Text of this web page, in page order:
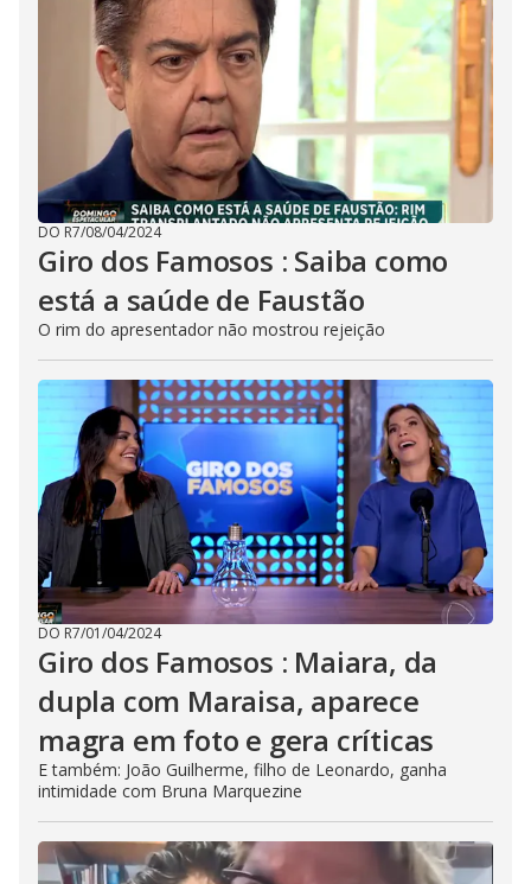
DO R7/08/04/2024
Giro dos Famosos : Saiba como
está a saúde de Faustão
O rim do apresentador não mostrou rejeição
DO R7/01/04/2024
Giro dos Famosos : Maiara, da
dupla com Maraisa, aparece
magra em foto e gera críticas
E também: João Guilherme, filho de Leonardo, ganha
intimidade com Bruna Marquezine